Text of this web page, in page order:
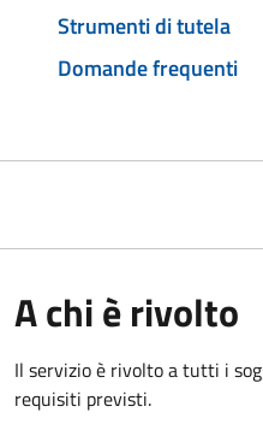
Strumenti di tutela
Domande frequenti
A chi è rivolto
Il servizio è rivolto a tutti i
requisiti previsti.